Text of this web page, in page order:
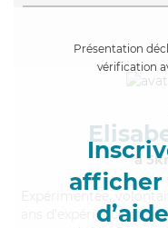
Présentation
vérification
afficher
à
,
ans d'expérience et